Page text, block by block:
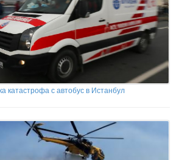
катастрофа с автобус в Истанбул